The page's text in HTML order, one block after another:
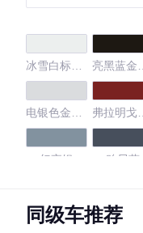
冰雪白标准
亮黑蓝金属
电银色金属
弗拉明戈红
幻夜银 贻贝蓝
水晶白 熔岩红
同级车推荐